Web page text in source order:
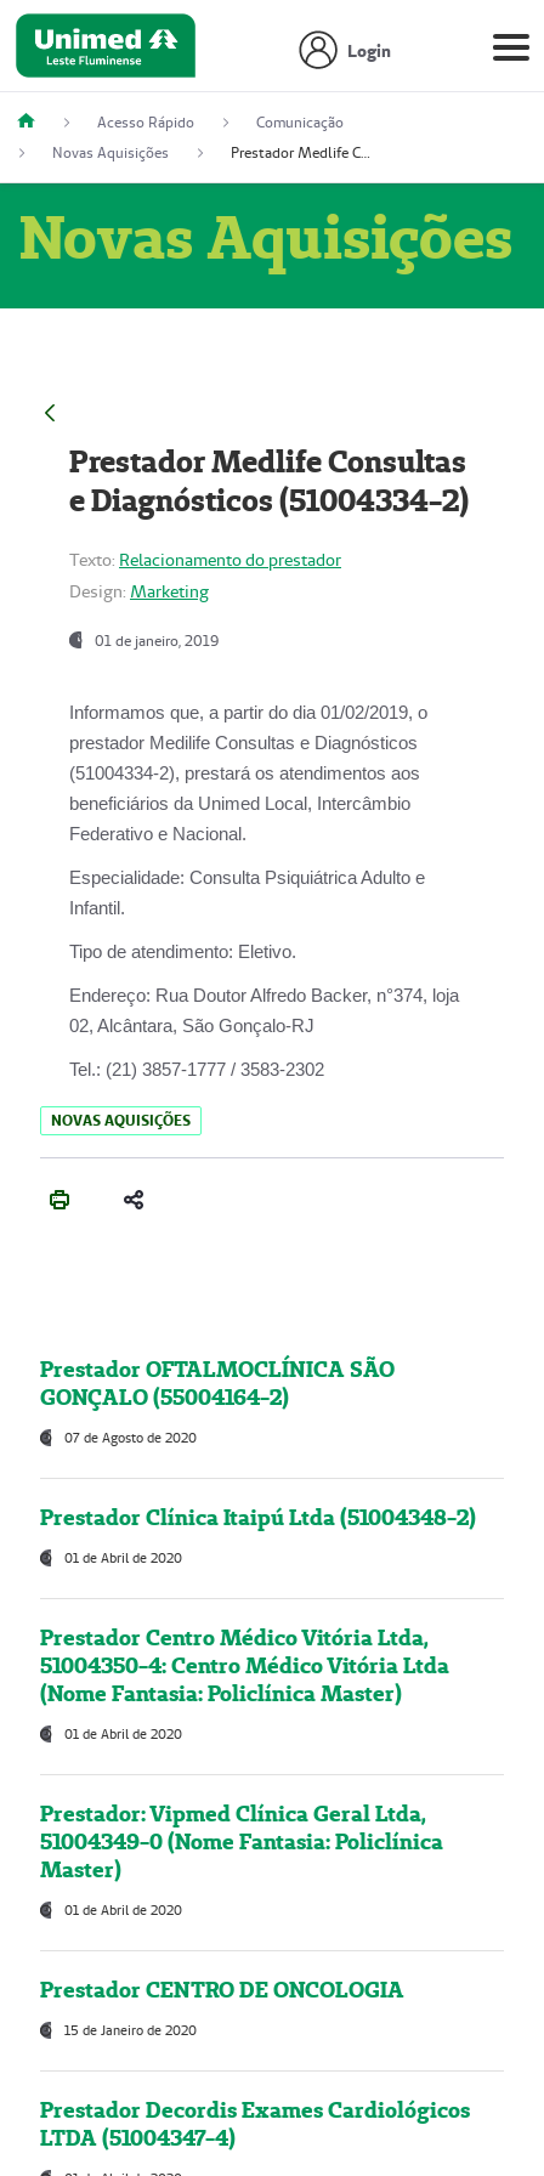
Login
Acesso Rápido
Comunicação
Novas Aquisições
Prestador Medlife Consultas e Diagnósticos (51004334-2)
Novas Aquisições
Prestador Medlife Consultas
e Diagnósticos (51004334-2)
Texto: Relacionamento do prestador
Design: Marketing
01 de janeiro, 2019
Informamos que, a partir do dia 01/02/2019, o
prestador Medilife Consultas e Diagnósticos
(51004334-2), prestará os atendimentos aos
beneficiários da Unimed Local, Intercâmbio
Federativo e Nacional.
Especialidade: Consulta Psiquiátrica Adulto e
Infantil.
Tipo de atendimento: Eletivo.
Endereço: Rua Doutor Alfredo Backer, n°374, loja
02, Alcântara, São Gonçalo-RJ
Tel.: (21) 3857-1777 / 3583-2302
NOVAS AQUISIÇÕES
Prestador OFTALMOCLÍNICA SÃO
GONÇALO (55004164-2)
07 de Agosto de 2020
Prestador Clínica Itaipú Ltda (51004348-2)
01 de Abril de 2020
Prestador Centro Médico Vitória Ltda,
51004350-4: Centro Médico Vitória Ltda
(Nome Fantasia: Policlínica Master)
01 de Abril de 2020
Prestador: Vipmed Clínica Geral Ltda,
51004349-0 (Nome Fantasia: Policlínica
Master)
01 de Abril de 2020
Prestador CENTRO DE ONCOLOGIA
15 de Janeiro de 2020
Prestador Decordis Exames Cardiológicos
LTDA (51004347-4)